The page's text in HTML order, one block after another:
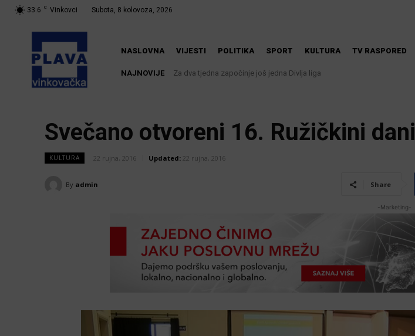
33.6 C Vinkovci Subota, 8 kolovoza, 2026
NASLOVNA VIJESTI POLITIKA SPORT KULTURA TV RASPORED
NAJNOVIJE Za dva tjedna započinje još jedna Divlja liga
Svečano otvoreni 16. Ružičkini dani
KULTURA 22 rujna, 2016 Updated: 22 rujna, 2016
By admin Share
-Marketing-